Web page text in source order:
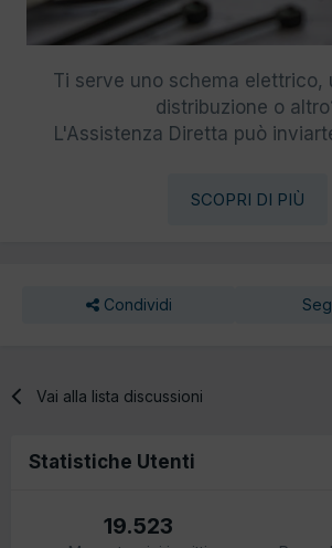
Ti serve uno schema elettrico,
distribuzione o
L'Assistenza Diretta può
SCOPRI DI PIÙ
Condividi
Vai alla lista discussioni
Statistiche Utenti
19.523